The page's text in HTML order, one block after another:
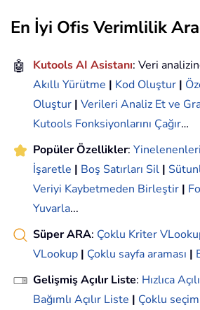
En İyi Ofis Verimlilik
🤖 Kutools AI Asistanı: Veri
Akıllı Yürütme | Kod Oluştur |
Oluştur | Verileri Analiz Et ve
Kutools Fonksiyonlarını Çağır…
Popüler Özellikler:
İşaretle | Boş Satırları Sil |
Veriyi Kaybetmeden Birleştir |
Yuvarla...
Süper ARA: Çoklu Kriter
VLookup | Çoklu sayfa araması |
Gelişmiş Açılır Liste: Hızlıca
Bağımlı Açılır Liste | Çoklu